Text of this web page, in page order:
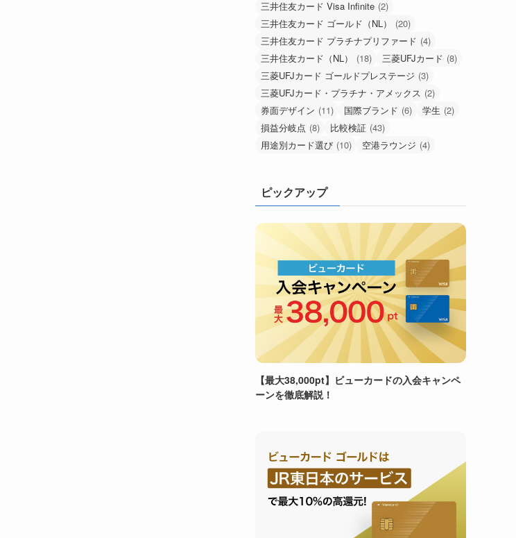
三井住友カード Visa Infinite (2)
三井住友カード ゴールド（NL）
(20)
三井住友カード プラチナプリファード (4)
三井住友カード（NL）
(18) 三菱UFJカード (8)
三菱UFJカード ゴールドプレステージ (3)
三菱UFJカード・プラチナ・アメックス (2)
券面デザイン (11) 国際ブランド (6) 学生 (2)
損益分岐点 (8) 比較検証 (43)
用途別カード選び (10) 空港ラウンジ (4)
ピックアップ
【最大38,000pt】ビューカードの入会キャンペ
ーンを徹底解説！